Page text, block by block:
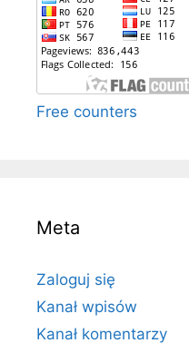
Free counters
Meta
Zaloguj się
Kanał wpisów
Kanał komentarzy